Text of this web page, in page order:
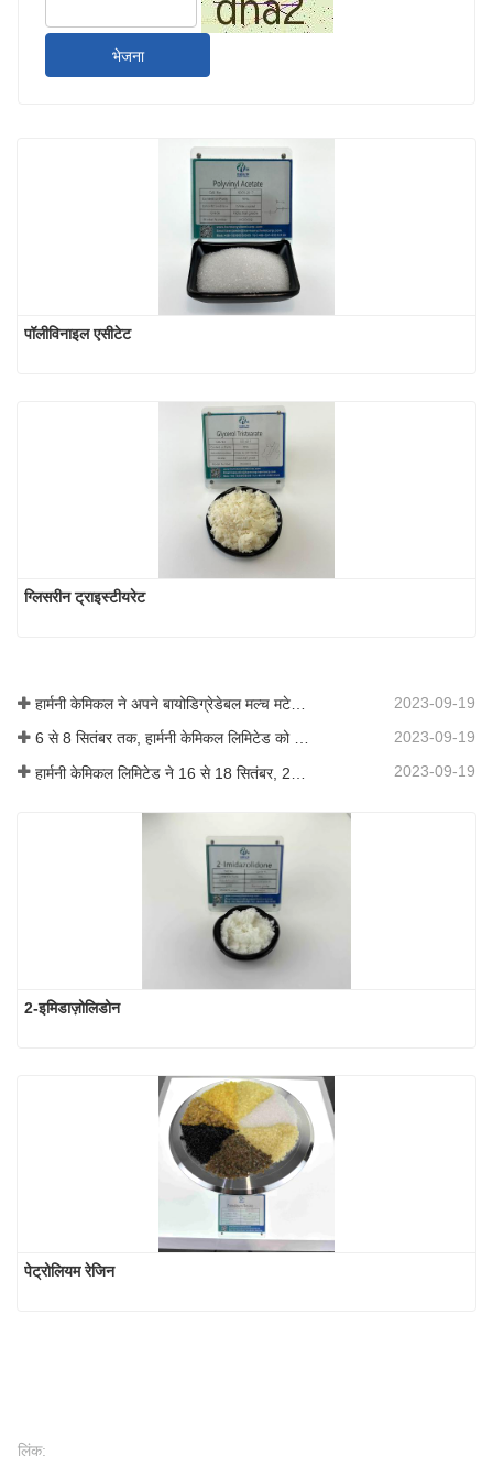
भेजना
पॉलीविनाइल एसीटेट
ग्लिसरीन ट्राइस्टीयरेट
2023-09-19
6 से 8 सितंबर तक, हार्मनी केमिकल लिमिटेड को कोटिंग्स ट्रेंड्स एंड टेक्नोलॉजी समिट (सीटीटी) में प्रदर्शन के लिए आमंत्रित किया गया था। 2023-09-19
2023-09-19
2-इमिडाज़ोलिडोन
पेट्रोलियम रेजिन
लिंक: